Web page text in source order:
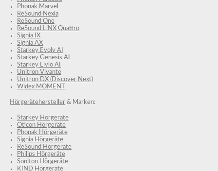
Phonak Marvel
ReSound Nexia
ReSound One
ReSound LiNX Quattro
Signia IX
Signia AX
Starkey Evolv AI
Starkey Genesis AI
Starkey Livio AI
Unitron Vivante
Unitron DX (Discover Next)
Widex MOMENT
Hörgerätehersteller & Marken:
Starkey Hörgeräte
Oticon Hörgeräte
Phonak Hörgeräte
Signia Hörgeräte
ReSound Hörgeräte
Philips Hörgeräte
Soniton Hörgeräte
KIND Hörgeräte